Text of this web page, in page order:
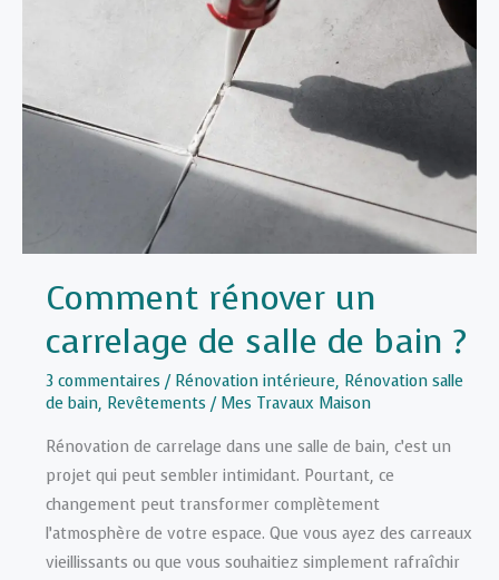
Comment rénover un
carrelage de salle de bain ?
3 commentaires / Rénovation intérieure, Rénovation salle
de bain, Revêtements / Mes Travaux Maison
Rénovation de carrelage dans une salle de bain, c’est un
projet qui peut sembler intimidant. Pourtant, ce
changement peut transformer complètement
l’atmosphère de votre espace. Que vous ayez des carreaux
vieillissants ou que vous souhaitiez simplement rafraîchir